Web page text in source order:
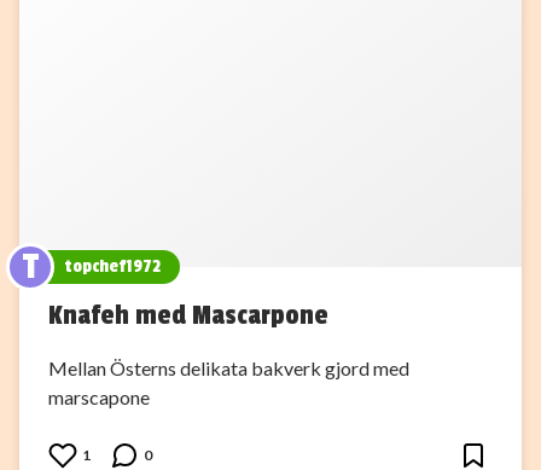
T topchef1972
Knafeh med Mascarpone
Mellan Österns delikata bakverk gjord med
marscapone
1 0